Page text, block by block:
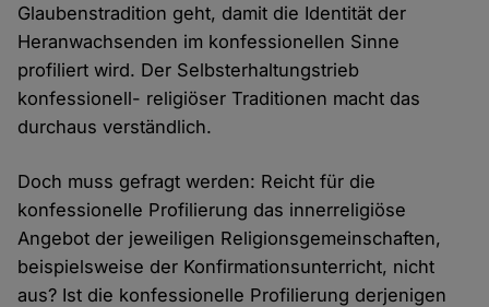
Glaubenstradition geht, damit die Identität der
Heranwachsenden im konfessionellen Sinne
profiliert wird. Der Selbsterhaltungstrieb
konfessionell- religiöser Traditionen macht das
durchaus verständlich.
Doch muss gefragt werden: Reicht für die
konfessionelle Profilierung das innerreligiöse
Angebot der jeweiligen Religionsgemeinschaften,
beispielsweise der Konfirmationsunterricht, nicht
aus? Ist die konfessionelle Profilierung derjenigen